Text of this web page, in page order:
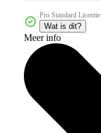
Pro Standard Licentie
Wat is dit?
Meer info